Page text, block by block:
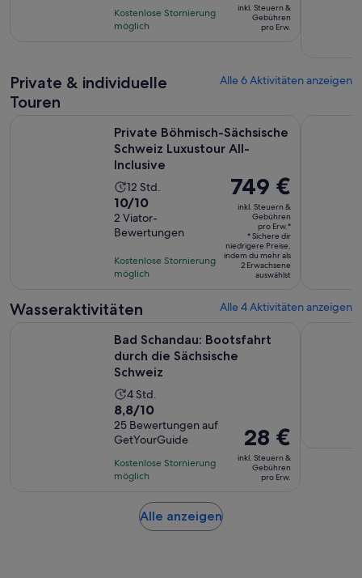
Stunden
basierend
auf
Kostenlose Stornierung
möglich
beträgt
30 €
inkl. Steuern &
Gebühren
pro Erw.
Private & individuelle
Touren
Alle 6 Aktivitäten anzeigen
Private Böhmisch-Sächsische
Schweiz Luxustour All-
Inclusive
Die
Aktivität
dauert
12
Stunden
12 Std.
10.0
von
10,
auf
Bewertungen.
10/10
2 Viator-
Bewertungen
Kostenlose Stornierung
möglich
Der
Preis
beträgt
749 €
pro
Erw.*
749 €
inkl. Steuern &
Gebühren
pro Erw.*
* Sichere dir
niedrigere Preise,
indem du mehr als
2 Erwachsene
auswählst
Wasseraktivitäten Alle 4 Aktivitäten anzeigen
Bad Schandau: Bootsfahrt
durch die Sächsische
Schweiz
Die
Aktivität
dauert
4
Stunden
4 Std.
8.8
von
10,
basierend
auf
Bewertungen.
8,8/10
25 Bewertungen auf
GetYourGuide
Kostenlose Stornierung
möglich
Der
Preis
beträgt
28 €
28 €
inkl. Steuern &
Gebühren
pro Erw.
Alle anzeigenWird